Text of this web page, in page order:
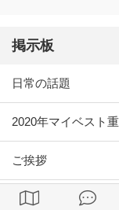
掲示板
日常の話題
2020年マイベスト
ご挨拶